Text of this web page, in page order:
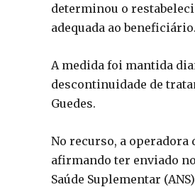
determinou o
adequada ao beneficiário.
A medida foi mantida
descontinuidade de
Guedes.
No recurso, a operadora
afirmando ter enviado
Saúde Suplementar